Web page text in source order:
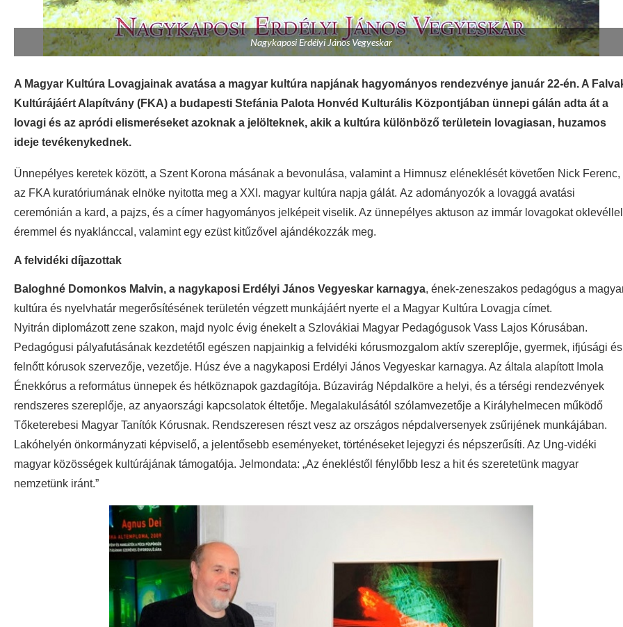
Nagykaposi Erdélyi János Vegyeskar
A Magyar Kultúra Lovagjainak avatása a magyar kultúra napjának hagyományos rendezvénye január 22-én. A
Kultúrájáért Alapítvány (FKA) a budapesti Stefánia Palota Honvéd Kulturális Központjában ünnepi gálán adta át a
lovagi és az apródi elismeréseket azoknak a jelölteknek, akik a kultúra különböző területein lovagiasan, huzamos
ideje tevékenykednek.
Ünnepélyes keretek között, a Szent Korona másának a bevonulása, valamint a Himnusz eléneklését követően Nick Ferenc,
az FKA kuratóriumának elnöke nyitotta meg a XXI. magyar kultúra napja gálát. Az adományozók a lovaggá avatási
ceremónián a kard, a pajzs, és a címer hagyományos jelképeit viselik. Az ünnepélyes aktuson az immár lovagokat
éremmel és nyaklánccal, valamint egy ezüst kitűzővel ajándékozzák meg.
A felvidéki díjazottak
Baloghné Domonkos Malvin, a nagykaposi Erdélyi János Vegyeskar karnagya, ének-zeneszakos pedagógus a
kultúra és nyelvhatár megerősítésének területén végzett munkájáért nyerte el a Magyar Kultúra Lovagja címet.
Nyitrán diplomázott zene szakon, majd nyolc évig énekelt a Szlovákiai Magyar Pedagógusok Vass Lajos Kórusában.
Pedagógusi pályafutásának kezdetétől egészen napjainkig a felvidéki kórusmozgalom aktív szereplője, gyermek, ifjúsági és
felnőtt kórusok szervezője, vezetője. Húsz éve a nagykaposi Erdélyi János Vegyeskar karnagya. Az általa alapított Imola
Énekkórus a református ünnepek és hétköznapok gazdagítója. Búzavirág Népdalköre a helyi, és a térségi rendezvények
rendszeres szereplője, az anyaországi kapcsolatok éltetője. Megalakulásától szólamvezetője a Királyhelmecen működő
Tőketerebesi Magyar Tanítók Kórusnak. Rendszeresen részt vesz az országos népdalversenyek zsűrijének munkájában.
Lakóhelyén önkormányzati képviselő, a jelentősebb eseményeket, történéseket lejegyzi és népszerűsíti. Az Ung-vidéki
magyar közösségek kultúrájának támogatója. Jelmondata: „Az énekléstől fénylőbb lesz a hit és szeretetünk magyar
nemzetünk iránt.”